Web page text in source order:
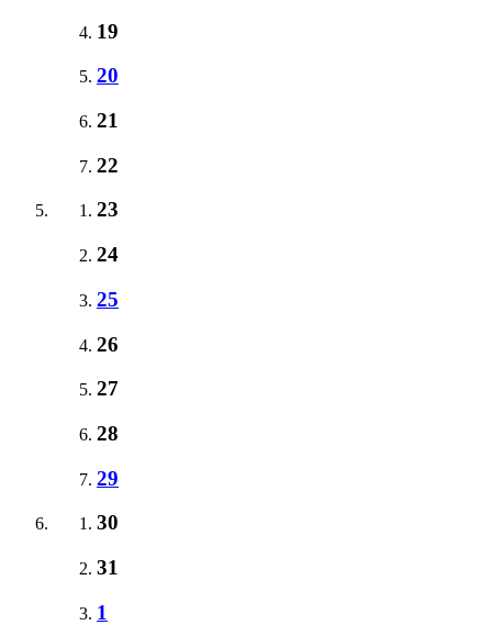
19
20
21
22
23
24
25
26
27
28
29
30
31
1